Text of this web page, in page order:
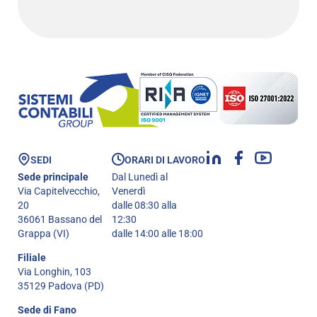
SEDI
Sede principale
Via Capitelvecchio,
20
36061 Bassano del
Grappa (VI)
Filiale
Via Longhin, 103
35129 Padova (PD)
Sede di Fano
ORARI DI LAVORO
Dal Lunedì al
Venerdì
dalle 08:30 alla
12:30
dalle 14:00 alle 18:00